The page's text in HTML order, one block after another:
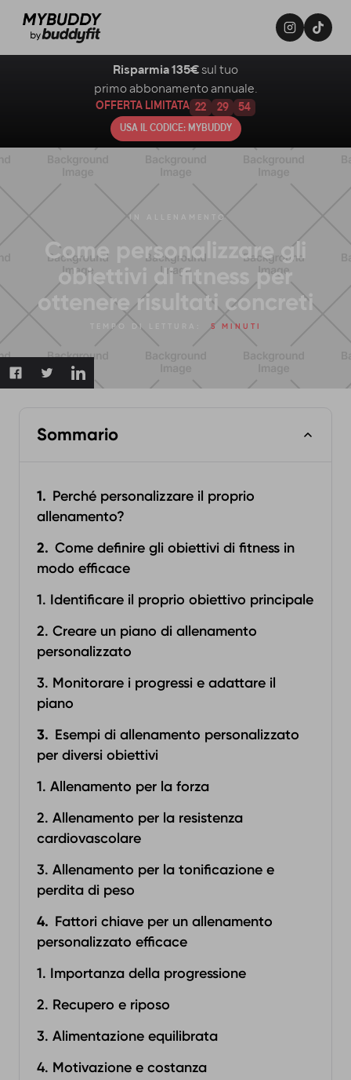
IN ALLENAMENTO
Come personalizzare gli
obiettivi di fitness per
ottenere risultati concreti
TEMPO DI LETTURA: 5 MINUTI
Sommario
Perché personalizzare il proprio
allenamento?
Come definire gli obiettivi di fitness in
modo efficace
1. Identificare il proprio obiettivo principale
2. Creare un piano di allenamento
personalizzato
3. Monitorare i progressi e adattare il
piano
Esempi di allenamento personalizzato
per diversi obiettivi
1. Allenamento per la forza
2. Allenamento per la resistenza
cardiovascolare
3. Allenamento per la tonificazione e
perdita di peso
Fattori chiave per un allenamento
personalizzato efficace
1. Importanza della progressione
2. Recupero e riposo
3. Alimentazione equilibrata
4. Motivazione e costanza
Risparmia 135€ sul tuo
primo abbonamento annuale.
OFFERTA LIMITATA 22 29 53
USA IL CODICE: MYBUDDY